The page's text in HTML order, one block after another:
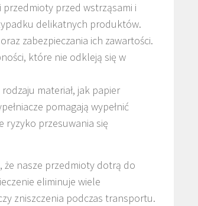
przed wstrząsami i
delikatnych produktów.
zabezpieczania ich zawartości.
które nie odkleją się w
materiał, jak papier
pomagają wypełnić
ryzyko przesuwania się
że nasze przedmioty dotrą do
eliminuje wiele
zniszczenia podczas transportu.